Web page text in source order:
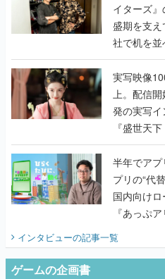
イターズ
盛期を支
社で机を
『
んだレジ
実写映像
上。配信
発の実写
『盛世天
うこだわ
半年でアプリ
プリの“代
国内向け
『あっぷ
てみた
インタビューの記事一覧
ゲームの企画書